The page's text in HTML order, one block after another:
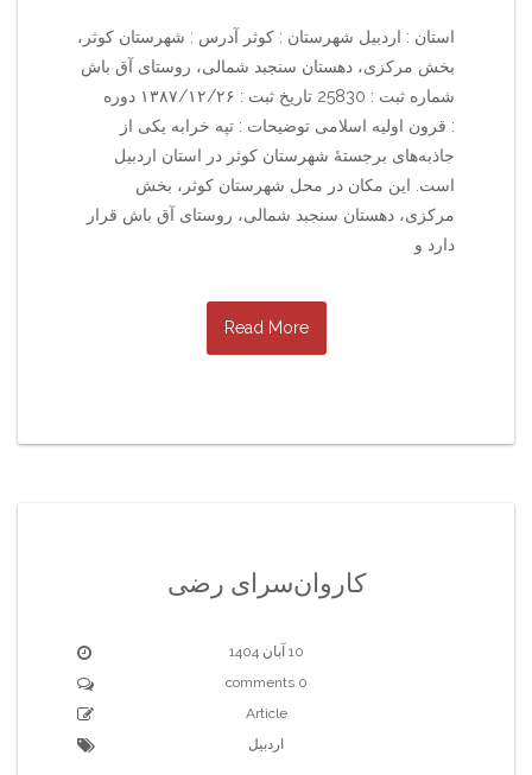
استان : اردبیل شهرستان : کوثر آدرس : شهرستان کوثر،
بخش مرکزی، دهستان سنجبد شمالی، روستای آق باش
شماره ثبت : 25830 تاریخ ثبت : ۱۳۸۷/۱۲/۲۶ دوره
: قرون اولیه اسلامی توضیحات : تپه خرابه یکی از
جاذبه‌های برجستهٔ شهرستان کوثر در استان اردبیل
است. این مکان در محل شهرستان کوثر، بخش
مرکزی، دهستان سنجبد شمالی، روستای آق باش قرار
دارد و
Read More
کاروان‌سرای رضی
10 آبان 1404
0 comments
Article
اردبیل